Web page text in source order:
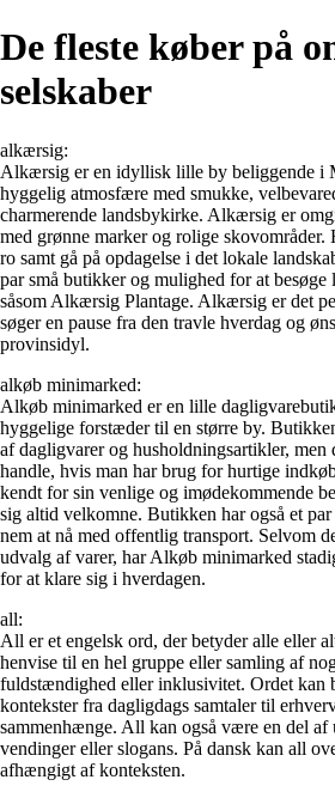
De fleste køber på
selskaber
alkærsig:
Alkærsig er en idyllisk lille by beliggende i
hyggelig atmosfære med smukke,
charmerende landsbykirke. Alkærsig er
med grønne marker og rolige skovområder.
ro samt gå på opdagelse i det lokale
par små butikker og mulighed for at
såsom Alkærsig Plantage. Alkærsig er det
søger en pause fra den travle hverdag og
provinsidyl.
alkøb minimarked:
Alkøb minimarked er en lille
hyggelige forstæder til en større by.
af dagligvarer og husholdningsartikler, men
handle, hvis man har brug for hurtige
kendt for sin venlige og imødekommende
sig altid velkomne. Butikken har også et
nem at nå med offentlig transport. Selvom
udvalg af varer, har Alkøb minimarked
for at klare sig i hverdagen.
all:
All er et engelsk ord, der betyder alle eller
henvise til en hel gruppe eller samling af
fuldstændighed eller inklusivitet. Ordet kan
kontekster fra dagligdags samtaler til
sammenhænge. All kan også være en del
vendinger eller slogans. På dansk kan all
afhængigt af konteksten.